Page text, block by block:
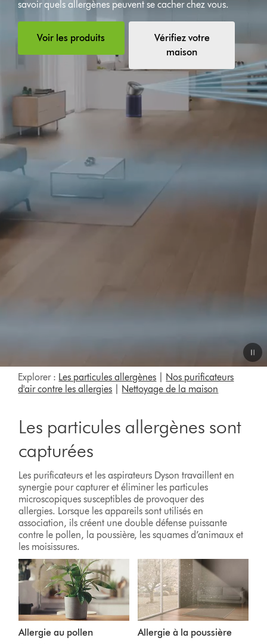
Video
Transcript
la
vidéo
savoir quels allergènes peuvent se cacher chez vous.
Voir les produits
Vérifiez votre
maison
Explorer : Les particules allergènes
Nos purificateurs
d'air contre les allergies
Nettoyage de la maison
Les particules allergènes sont
capturées
Les purificateurs et les aspirateurs Dyson travaillent en
synergie pour capturer et éliminer les particules
microscopiques susceptibles de provoquer des
allergies. Lorsque les appareils sont utilisés en
association, ils créent une double défense puissante
contre le pollen, la poussière, les squames d’animaux et
les moisissures.
Allergie au pollen
Allergie à la poussière